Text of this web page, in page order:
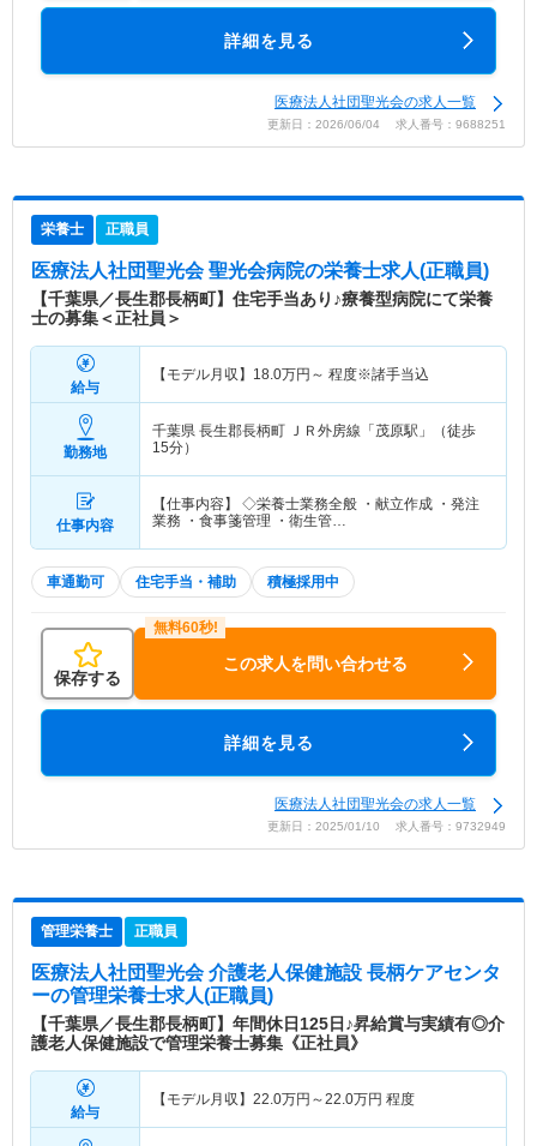
詳細を見る
医療法人社団聖光会の求人一覧
更新日：2026/06/04 求人番号：9688251
栄養士 正職員
医療法人社団聖光会 聖光会病院の栄養士求人(正職員)
【千葉県／長生郡長柄町】住宅手当あり♪療養型病院にて栄養
士の募集＜正社員＞
給与
【モデル月収】 18.0万円～ 程度※諸手当込
勤務地
千葉県 長生郡長柄町 ＪＲ外房線「茂原駅」（徒歩
15分）
仕事内容
【仕事内容】 ◇栄養士業務全般 ・献立作成 ・発注
業務 ・食事箋管理 ・衛生管…
車通勤可 住宅手当・補助 積極採用中
保存する
この求人を問い合わせる
詳細を見る
医療法人社団聖光会の求人一覧
更新日：2025/01/10 求人番号：9732949
管理栄養士 正職員
医療法人社団聖光会 介護老人保健施設 長柄ケアセンタ
ーの管理栄養士求人(正職員)
【千葉県／長生郡長柄町】年間休日125日♪昇給賞与実績有◎介
護老人保健施設で管理栄養士募集《正社員》
給与
【モデル月収】 22.0万円～22.0万円 程度